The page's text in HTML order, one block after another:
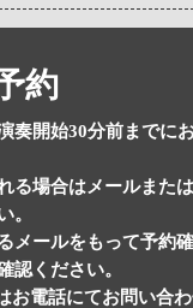
約
奏開始30分前までに
る場合はメールまた
。
メールをもって予約
認ください。
お電話にてお問い合